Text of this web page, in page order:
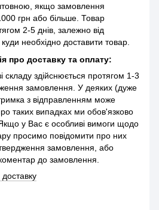
якщо замовлення
грн або більше. Товар
2-5 днів, залежно від
необхідно доставити товар.
про доставку та оплату:
складу здійснюється протягом 1-3
замовлення. У деяких (дуже
з відправленням може
таких випадках ми обов'язково
у Вас є особливі вимоги щодо
просимо повідомити про них
замовлення, або
до замовлення.